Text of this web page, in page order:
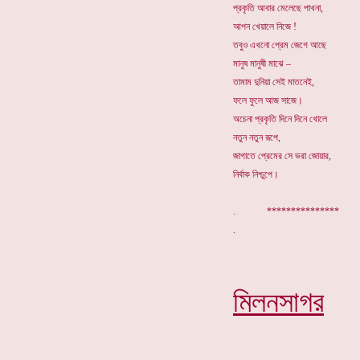
প্রকৃতি আবার মেলেছে পাখনা,
আপন খেয়ালে নিজে !
তবুও এখনো প্রেম জেগে আছে
মানুষ মানুষী মাঝে –
তামাম দুনিয়া সেই মাতনেই,
ফলে ফুলে আজ সাজে।
অচেনা প্রকৃতি দিনে দিনে খোলে
নতুন নতুন রূপে,
জাগাতে প্রেমের সে ভরা জোয়ার,
নির্বাক নিশ্চুপে।
. ***************
মিলনসাগর